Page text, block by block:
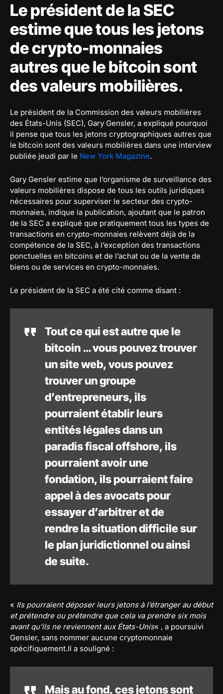
Le président de la SEC
estime que tous les jetons
de crypto-monnaies
autres que le bitcoin sont
des valeurs mobilières.
Le président de la Commission des valeurs mobilières
des États-Unis (SEC), Gary Gensler, a expliqué pourquoi
il pense que tous les jetons cryptographiques autres que
le bitcoin sont des valeurs mobilières dans une interview
publiée jeudi par le New York Magazine.
Gary Gensler estime que l’organisme de surveillance des
valeurs mobilières dispose de tous les outils juridiques
nécessaires pour superviser le secteur des crypto-
monnaies, indique la publication, ajoutant que le patron
de la SEC a expliqué que pratiquement tous les types de
transactions en crypto-monnaies relèvent déjà de la
compétence de la SEC, à l’exception des transactions
ponctuelles en bitcoins et de l’achat ou de la vente de
biens ou de services en crypto-monnaies.
Le président de la SEC a été cité comme disant :
Tout ce qui est autre que le
bitcoin … vous pouvez trouver
un site web, vous pouvez
trouver un groupe
d’entrepreneurs, ils
pourraient établir leurs
entités légales dans un
paradis fiscal offshore, ils
pourraient avoir une
fondation, ils pourraient faire
appel à des avocats pour
essayer d’arbitrer et de
rendre la situation difficile sur
le plan juridictionnel ou ainsi
de suite.
« Ils pourraient déposer leurs jetons à l’étranger au début
et prétendre ou prétendre que cela va prendre six mois
avant qu’ils ne reviennent aux États-Unis« , a poursuivi
Gensler, sans nommer aucune cryptomonnaie
spécifiquement.Il a souligné :
Mais au fond, ces jetons sont